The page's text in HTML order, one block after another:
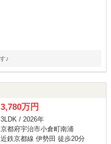
♪
3,780万円
3LDK / 2026年
京都府宇治市小倉町南浦
近鉄京都線 伊勢田 徒歩20分